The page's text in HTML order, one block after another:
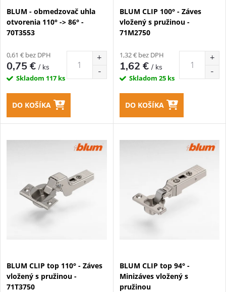
p
o
d
u
k
p
r
o
d
u
k
BLUM - obmedzovač uhla
otvorenia 110° -> 86° -
70T3553
0,61 € bez DPH
0,75 €/ ks
Skladom 117 ks
DO KOŠÍKA
BLUM CLIP 100° - Záves
vložený s pružinou -
71M2750
1,32 € bez DPH
1,62 €/ ks
Skladom 25 ks
DO KOŠÍKA
BLUM CLIP top 110° - Záves
vložený s pružinou -
71T3750
BLUM CLIP top 94° -
Minizáves vložený s
pružinou